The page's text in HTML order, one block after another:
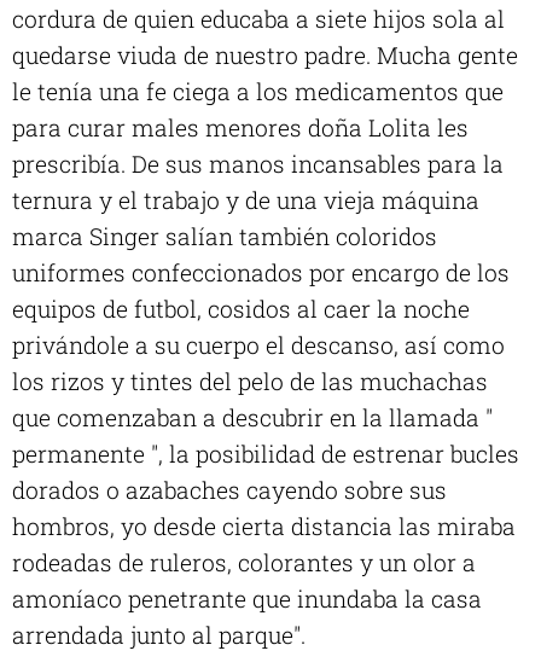
cordura de quien educaba a siete hijos sola al
quedarse viuda de nuestro padre. Mucha gente
le tenía una fe ciega a los medicamentos que
para curar males menores doña Lolita les
prescribía. De sus manos incansables para la
ternura y el trabajo y de una vieja máquina
marca Singer salían también coloridos
uniformes confeccionados por encargo de los
equipos de futbol, cosidos al caer la noche
privándole a su cuerpo el descanso, así como
los rizos y tintes del pelo de las muchachas
que comenzaban a descubrir en la llamada "
permanente ", la posibilidad de estrenar bucles
dorados o azabaches cayendo sobre sus
hombros, yo desde cierta distancia las miraba
rodeadas de ruleros, colorantes y un olor a
amoníaco penetrante que inundaba la casa
arrendada junto al parque".